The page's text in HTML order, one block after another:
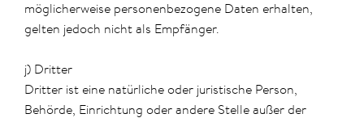
möglicherweise personenbezogene Daten erhalten,
gelten jedoch nicht als Empfänger.
j) Dritter
Dritter ist eine natürliche oder juristische Person,
Behörde, Einrichtung oder andere Stelle außer der